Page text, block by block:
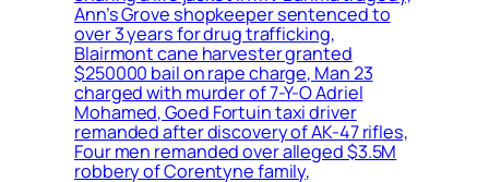
Ann’s Grove shopkeeper sentenced to
over 3 years for drug trafficking,
Blairmont cane harvester granted
$250000 bail on rape charge, Man 23
charged with murder of 7-Y-O Adriel
Mohamed, Goed Fortuin taxi driver
remanded after discovery of AK-47 rifles,
Four men remanded over alleged $3.5M
robbery of Corentyne family,